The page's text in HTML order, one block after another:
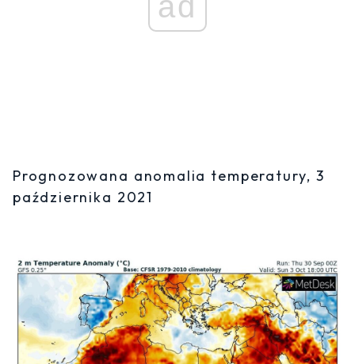
Prognozowana anomalia temperatury, 3
października 2021